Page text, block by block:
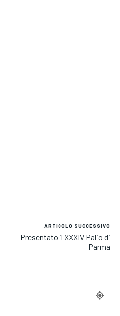
ARTICOLO SUCCESSIVO
Presentato il XXXIV Palio di
Parma